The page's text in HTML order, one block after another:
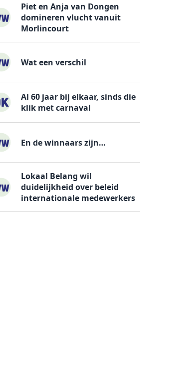
Piet en Anja van Dongen
domineren vlucht vanuit
Morlincourt
Wat een verschil
Al 60 jaar bij elkaar, sinds die
klik met carnaval
En de winnaars zijn…
Lokaal Belang wil
duidelijkheid over beleid
internationale medewerkers